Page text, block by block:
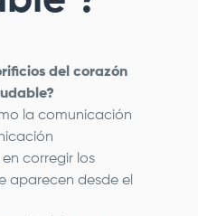
del corazón
la comunicación
corregir los
aparecen desde el